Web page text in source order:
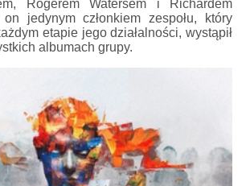
Rogerem Watersem i Richardem
jedynym członkiem zespołu, który
etapie jego działalności, wystąpił
albumach grupy.